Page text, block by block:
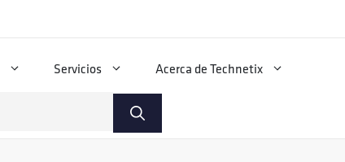
Servicios Acerca de Technetix